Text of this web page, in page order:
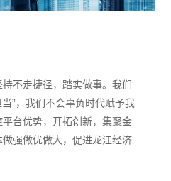
不走捷径，踏实做事。我们
”，我们不会辜负时代赋予我
台优势，开拓创新，集聚金
强做优做大，促进龙江经济